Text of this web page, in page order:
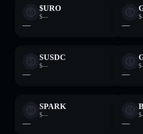
$URO
$—
— —
SUSDC
$—
— —
SPARK
$—
— —